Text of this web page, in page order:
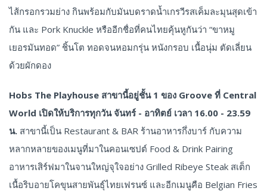
ไส้กรอกรวมย่าง กินพร้อมกับมันบดราดน้ำเกรวีรสเค็มละมุนสุดเข้า
กัน และ Pork​ Knuckle หรืออีกชื่อที่คนไทยคุ้นหูกันว่า “ขาหมู
เยอรมันทอด” ชิ้นโต ทอดจนหอมกรุ่น หนังกรอบ เนื้อนุ่ม ตัดเลี่ยน
ด้วยผักดอง
Hobs The Playhouse สาขานี้อยู่ชั้น 1 ของ Groove ที่ Central
World เปิดให้บริการทุกวัน จันทร์ - อาทิตย์ เวลา 16.00 - 23.59
น. สาขานี้เป็น Restaurant & BAR ร้านอาหารกึ่งบาร์ กับความ
หลากหลายของเมนูที่มาในคอนเซปต์ Food & Drink Pairing
อาหารเสิร์ฟมาในจานใหญ่จุใจอย่าง Grilled Ribeye Steak สเต็ก
เนื้อริบอายโคขุนสายพันธุ์ไทยเฟรนซ์ และอีกเมนูคือ Belgian Fries